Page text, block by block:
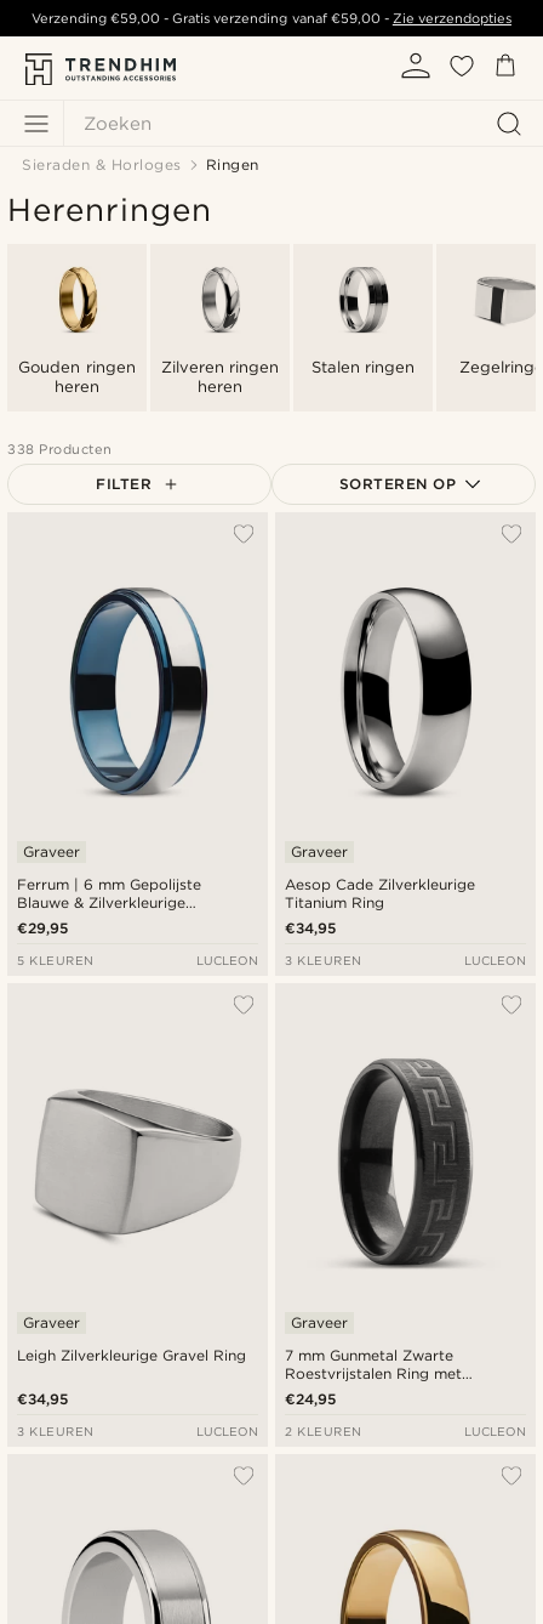
Zoeken
Verzending€59,00 - Gratis verzending vanaf €59,00- Zie verzendopties
Sieraden & Horloges Ringen
Herenringen
Gouden ringen
heren
Zilveren ringen
heren
Stalen ringen
338 Producten
FILTER SORTEREN OP
Goedkoopste
Duurste
Ferrum | 6 mm Gepolijste
Blauwe & Zilverkleurige
Roestvrijstalen Stap Ring
Graveer
€29,95
5 KLEUREN LUCLEON
Aesop Cade Zilverkleurige
Titanium Ring
Graveer
€34,95
3 KLEUREN LUCLEON
Leigh Zilverkleurige Gravel Ring
Graveer
€34,95
3 KLEUREN LUCLEON
7 mm Gunmetal Zwarte
Roestvrijstalen Ring met
Meanderpatroon
Graveer
€24,95
2 KLEUREN LUCLEON